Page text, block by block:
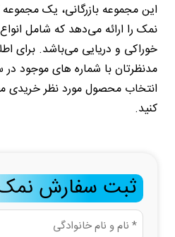
این مجموعه بازرگانی، یک مجموعه
نمک را ارائه می‌دهد که شامل
خوراکی و دریایی می‌باشد. برای
مدنظرتان با شماره های موجود
انتخاب محصول مورد نظر خریدی
کنید.
ثبت سفارش
نام